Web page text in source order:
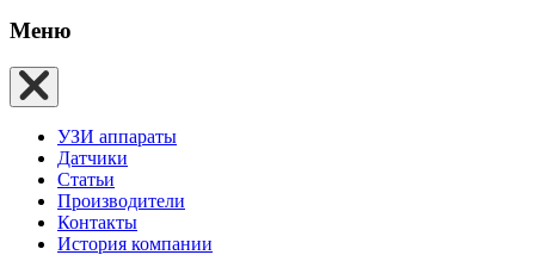
Меню
УЗИ аппараты
Датчики
Статьи
Производители
Контакты
История компании